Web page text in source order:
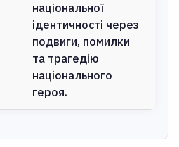
національної
ідентичності через
подвиги, помилки
та трагедію
національного
героя.